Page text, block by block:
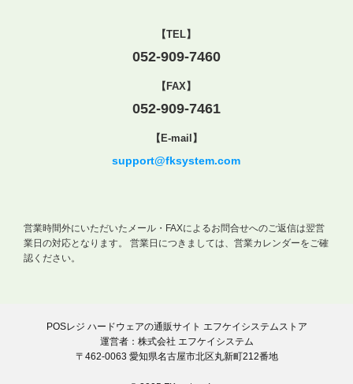
【TEL】
052-909-7460
【FAX】
052-909-7461
【E-mail】
support@fksystem.com
営業時間外にいただいたメール・FAXによるお問合せへのご返信は翌営
業日の対応となります。
営業日につきましては、営業カレンダーをご確
認ください。
POSレジ ハードウェアの通販サイト エフケイシステムストア
運営者：株式会社 エフケイシステム
〒462-0063 愛知県名古屋市北区丸新町212番地